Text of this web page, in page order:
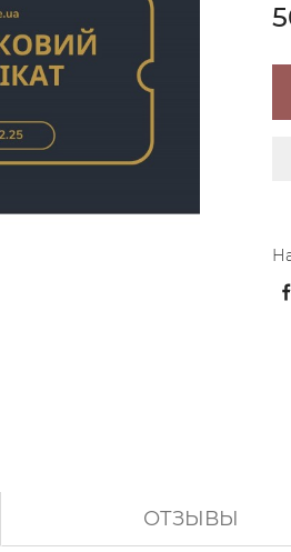
ОТЗЫВЫ